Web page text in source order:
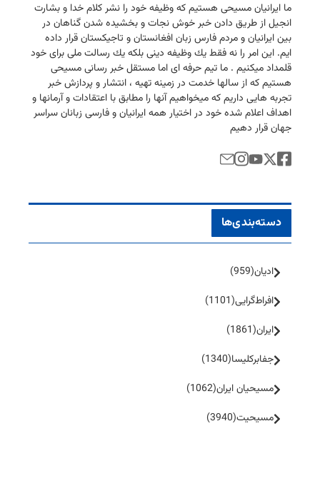
ما ایرانیان مسیحی هستیم كه وظیفه خود را نشر كلام خدا و بشارت
انجیل از طریق دادن خبر خوش نجات و بخشیده شدن گناهان در
بین ایرانیان و مردم فارس زبان افغانستان و تاجیكستان قرار داده
ایم. این امر را نه فقط یك وظیفه دینی بلكه یك رسالت ملی برای خود
قلمداد میكنیم . ما تیم حرفه ای اما مستقل خبر رسانی مسیحی
هستیم كه از سالها خدمت در زمینه تهیه ، انتشار و پردازش خبر
تجربه هایی داریم كه میخواهیم آنها را مطابق با اعتقادات و آرمانها و
اهداف اعلام شده خود در اختیار همه ایرانیان و فارسی زبانان سراسر
جهان قرار دهیم
دسته‌بندی‌ها
ادیان(959)
افراط‌گرایی(1101)
ایران(1861)
جفا‌بر‌کلیسا(1340)
مسیحیان ایران(1062)
مسیحیت(3940)